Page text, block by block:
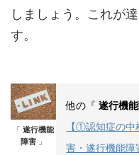
しましょう。これが
す。
「 遂行機能
障害 」
他の『 遂行機
【①認知症の
害・遂行機能障